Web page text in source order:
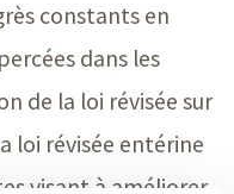
constants en
dans les
de la loi révisée sur
loi révisée entérine
visant à améliorer